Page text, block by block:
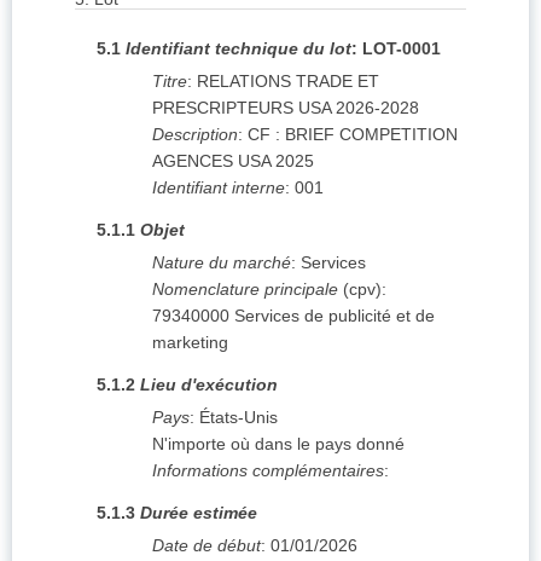
5.1 Identifiant technique du lot: LOT-0001
Titre: RELATIONS TRADE ET
PRESCRIPTEURS USA 2026-2028
Description: CF : BRIEF COMPETITION
AGENCES USA 2025
Identifiant interne: 001
5.1.1 Objet
Nature du marché: Services
Nomenclature principale (cpv):
79340000 Services de publicité et de
marketing
5.1.2 Lieu d'exécution
Pays: États-Unis
N'importe où dans le pays donné
Informations complémentaires:
5.1.3 Durée estimée
Date de début: 01/01/2026